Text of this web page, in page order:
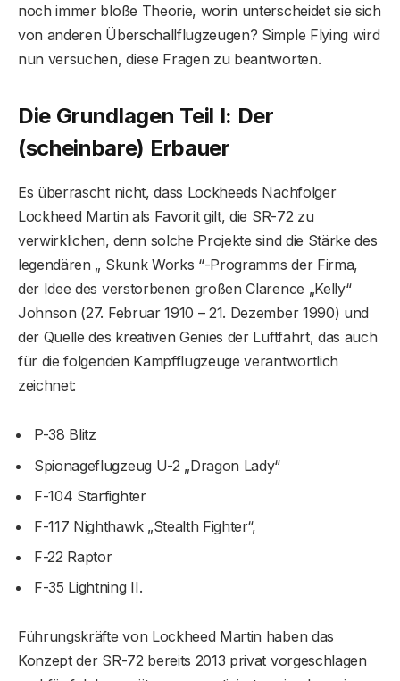
noch immer bloße Theorie, worin unterscheidet sie sich
von anderen Überschallflugzeugen? Simple Flying wird
nun versuchen, diese Fragen zu beantworten.
Die Grundlagen Teil I: Der
(scheinbare) Erbauer
Es überrascht nicht, dass Lockheeds Nachfolger
Lockheed Martin als Favorit gilt, die SR-72 zu
verwirklichen, denn solche Projekte sind die Stärke des
legendären „ Skunk Works “-Programms der Firma,
der Idee des verstorbenen großen Clarence „Kelly“
Johnson (27. Februar 1910 – 21. Dezember 1990) und
der Quelle des kreativen Genies der Luftfahrt, das auch
für die folgenden Kampfflugzeuge verantwortlich
zeichnet:
P-38 Blitz
Spionageflugzeug U-2 „Dragon Lady“
F-104 Starfighter
F-117 Nighthawk „Stealth Fighter“,
F-22 Raptor
F-35 Lightning II.
Führungskräfte von Lockheed Martin haben das
Konzept der SR-72 bereits 2013 privat vorgeschlagen